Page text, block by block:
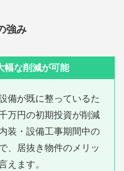
強み
幅な削減が可能
備が既に整っているた
万円の初期投資が削減
装・設備工事期間中の
、居抜き物件のメリッ
えます。